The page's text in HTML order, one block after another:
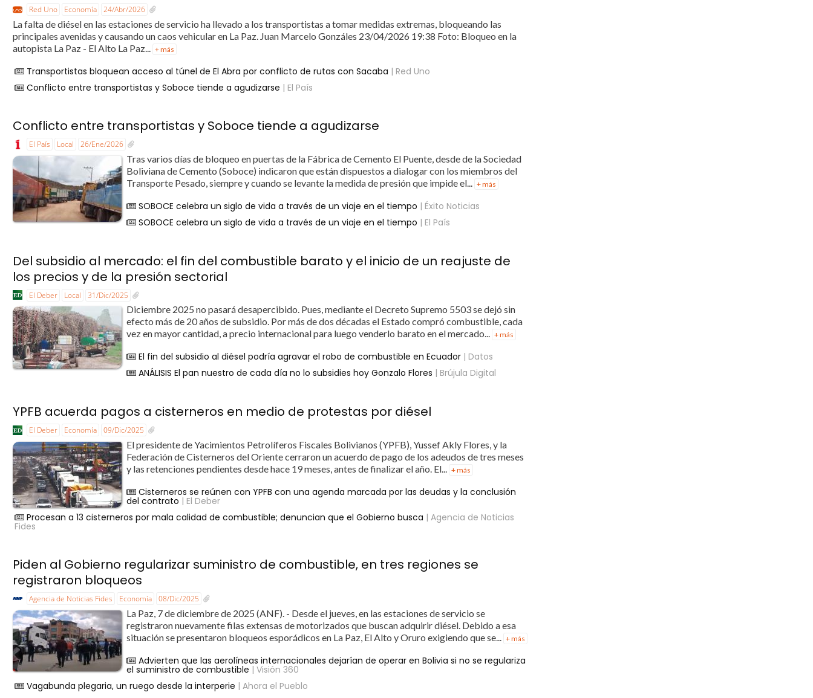
Red Uno Economía 24/Abr/2026
La falta de diésel en las estaciones de servicio ha llevado a los transportistas a tomar medidas extremas, bloqueando las
principales avenidas y causando un caos vehicular en La Paz. Juan Marcelo Gonzáles 23/04/2026 19:38 Foto: Bloqueo en la
autopista La Paz - El Alto La Paz...
+ más
Transportistas bloquean acceso al túnel de El Abra por conflicto de rutas con Sacaba | Red Uno
Conflicto entre transportistas y Soboce tiende a agudizarse | El País
Conflicto entre transportistas y Soboce tiende a agudizarse
El País Local 26/Ene/2026
Tras varios días de bloqueo en puertas de la Fábrica de Cemento El Puente, desde de la Sociedad
Boliviana de Cemento (Soboce) indicaron que están dispuestos a dialogar con los miembros del
Transporte Pesado, siempre y cuando se levante la medida de presión que impide el... + más
SOBOCE celebra un siglo de vida a través de un viaje en el tiempo | Éxito Noticias
SOBOCE celebra un siglo de vida a través de un viaje en el tiempo | El País
Del subsidio al mercado: el fin del combustible barato y el inicio de un reajuste de
los precios y de la presión sectorial
El Deber Local 31/Dic/2025
Diciembre 2025 no pasará desapercibido. Pues, mediante el Decreto Supremo 5503 se dejó sin
efecto más de 20 años de subsidio. Por más de dos décadas el Estado compró combustible, cada
vez en mayor cantidad, a precio internacional para luego venderlo barato en el mercado... + más
El fin del subsidio al diésel podría agravar el robo de combustible en Ecuador | Datos
ANÁLISIS El pan nuestro de cada día no lo subsidies hoy Gonzalo Flores | Brújula Digital
YPFB acuerda pagos a cisterneros en medio de protestas por diésel
El Deber Economía 09/Dic/2025
El presidente de Yacimientos Petrolíferos Fiscales Bolivianos (YPFB), Yussef Akly Flores, y la
Federación de Cisterneros del Oriente cerraron un acuerdo de pago de los adeudos de tres meses
y las retenciones pendientes desde hace 19 meses, antes de finalizar el año. El...
+ más
Cisterneros se reúnen con YPFB con una agenda marcada por las deudas y la conclusión
del contrato | El Deber
Procesan a 13 cisterneros por mala calidad de combustible; denuncian que el Gobierno busca | Agencia de Noticias
Fides
Piden al Gobierno regularizar suministro de combustible, en tres regiones se
registraron bloqueos
Agencia de Noticias Fides Economía 08/Dic/2025
La Paz, 7 de diciembre de 2025 (ANF). - Desde el jueves, en las estaciones de servicio se
registraron nuevamente filas extensas de motorizados que buscan adquirir diésel. Debido a esa
situación se presentaron bloqueos esporádicos en La Paz, El Alto y Oruro exigiendo que se... + más
Advierten que las aerolíneas internacionales dejarían de operar en Bolivia si no se regulariza
el suministro de combustible | Visión 360
Vagabunda plegaria, un ruego desde la interperie | Ahora el Pueblo